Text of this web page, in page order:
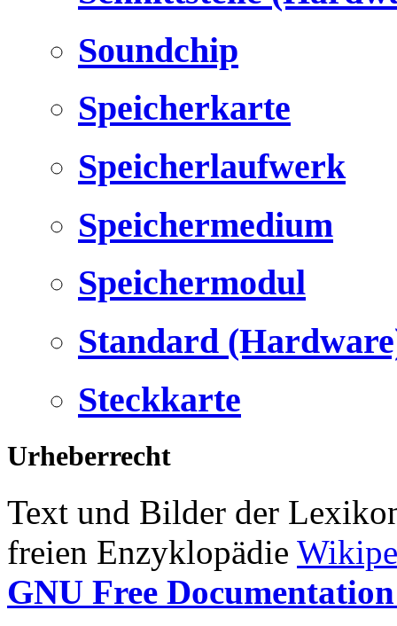
Soundchip
Speicherkarte
Speicherlaufwerk
Speichermedium
Speichermodul
Standard
Steckkarte
Urheberrecht
Text und Bilder der
freien Enzyklopädie
GNU Free